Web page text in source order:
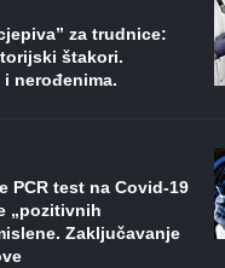
za trudnice:
štakori.
nerođenima.
PCR test na Covid-19
„pozitivnih
Zaključavanje